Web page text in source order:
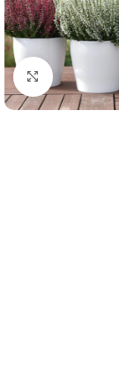
Klikněte